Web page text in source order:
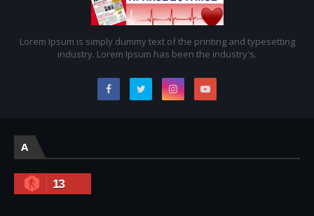
Lorem Ipsum is simply dummy text of the printing and typesetting
industry. Lorem Ipsum has been the industry's.
A
13